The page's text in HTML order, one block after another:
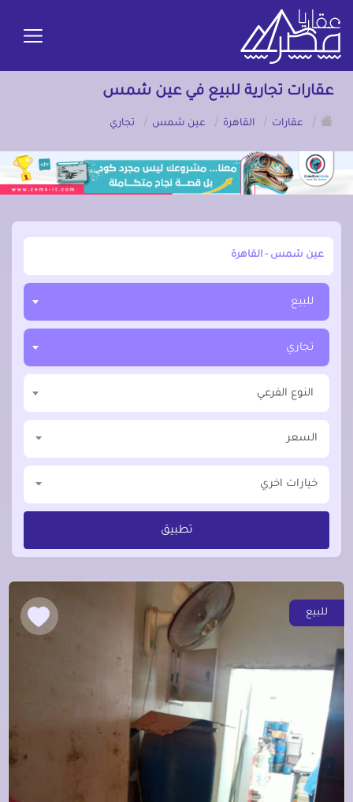
عقارات تجارية للبيع في عين شمس
/
عقارات / القاهرة / عين شمس / تجاري
أبحث عن مدينة, محافظة, حي
للبيع
تجاري
النوع الفرعي
السعر
خيارات اخري
تطبيق
للبيع